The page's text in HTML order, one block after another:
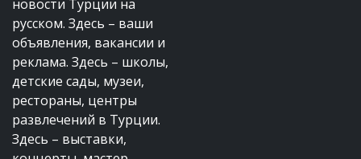
новости Турции на
русском. Здесь – ваши
объявления, вакансии и
реклама. Здесь – школы,
детские сады, музеи,
рестораны, центры
развлечений в Турции.
Здесь – выставки,